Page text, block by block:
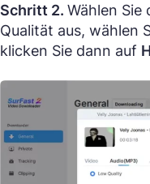
Schritt 2. Wählen Sie
Qualität aus, wählen
klicken Sie dann auf